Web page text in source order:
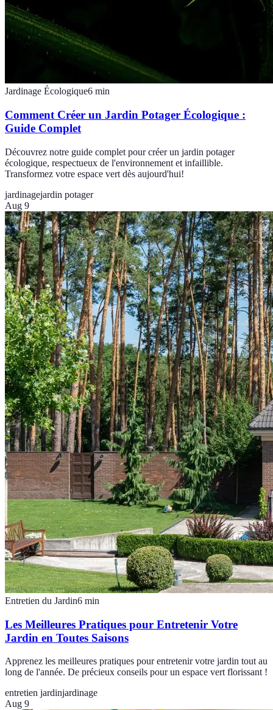
Jardinage Écologique6 min
Comment Créer un Jardin Potager Écologique :
Guide Complet
Découvrez notre guide complet pour créer un jardin potager
écologique, respectueux de l'environnement et infaillible.
Transformez votre espace vert dès aujourd'hui!
jardinagejardin potager
Aug 9
Entretien du Jardin6 min
Les Meilleures Pratiques pour Entretenir Votre
Jardin en Toutes Saisons
Apprenez les meilleures pratiques pour entretenir votre jardin tout au
long de l'année. De précieux conseils pour un espace vert florissant !
entretien jardinjardinage
Aug 9